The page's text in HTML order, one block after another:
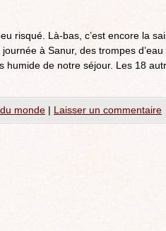
risqué. Là-bas, c’est encore la
à Sanur, des trompes d’eau
humide de notre séjour. Les 18
monde | Laisser un commentaire